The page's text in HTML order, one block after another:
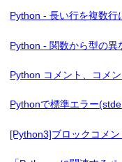
Python - 長い行を複数行
Python - 関数から型の異
Python コメント、コメ
Pythonで標準エラー
[Python3]ブロックコメ